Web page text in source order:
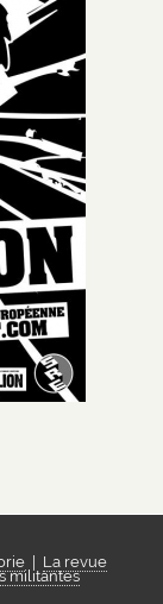
| La revue
militantes